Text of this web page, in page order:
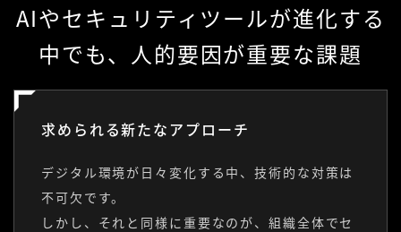
AIやセキュリティツールが進化する
中でも、 人的要因が重要な課題
求められる新たなアプローチ
デジタル環境が日々変化する中、技術的な対策は
不可欠です。
しかし、それと同様に重要なのが、組織全体でセ